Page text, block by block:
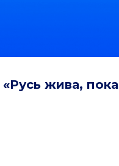
«Русь жива,